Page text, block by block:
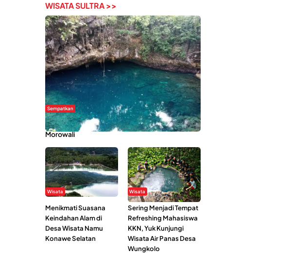
WISATA SULTRA >>
Sempatkan
Danau Rebi-Rebi, Pesona Alam Tersembunyi di
Morowali
Wisata
Menikmati Suasana
Keindahan Alam di
Desa Wisata Namu
Konawe Selatan
Wisata
Sering Menjadi Tempat
Refreshing Mahasiswa
KKN, Yuk Kunjungi
Wisata Air Panas Desa
Wungkolo